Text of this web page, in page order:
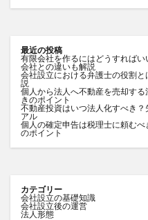
最近の投稿
有限会社を作るにはどうすれば
会社との違いも解説
会社設立における弁護士の役割
説
個人から法人へ不動産を売却す
きのポイント
不動産投資はいつ法人化すべき
アル
個人の確定申告は税理士に頼む
のポイント
カテゴリー
会社設立の基礎知識
会社設立後の運営
法人形態